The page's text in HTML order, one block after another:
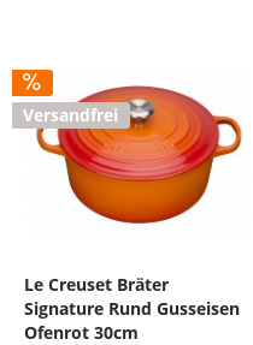
Versandfrei
Le Creuset Bräter
Signature Rund Gusseisen
Ofenrot 30cm